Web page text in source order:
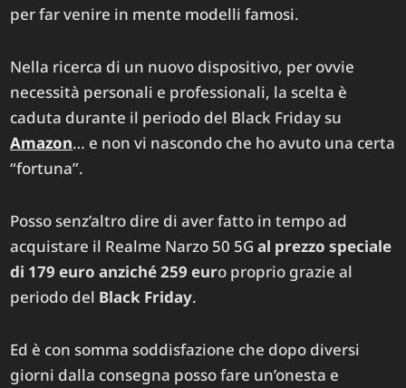
per far venire in mente modelli famosi.
Nella ricerca di un nuovo dispositivo, per ovvie
necessità personali e professionali, la scelta è
caduta durante il periodo del Black Friday su
Amazon… e non vi nascondo che ho avuto una certa
“fortuna”.
Posso senz’altro dire di aver fatto in tempo ad
acquistare il Realme Narzo 50 5Gal prezzo speciale
di 179 euro anziché 259 euro proprio grazie al
periodo del Black Friday.
Ed è con somma soddisfazione che dopo diversi
giorni dalla consegna posso fare un’onesta e